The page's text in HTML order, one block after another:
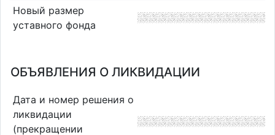
Новый размер
уставного фонда
ОБЪЯВЛЕНИЯ О ЛИКВИДАЦИИ
Дата и номер решения о
ликвидации
(прекращении